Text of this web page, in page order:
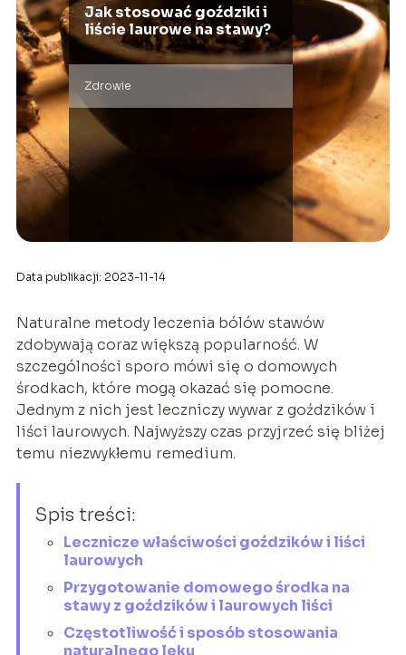
Jak stosować goździki i
liście laurowe na stawy?
Zdrowie
Data publikacji: 2023-11-14
Naturalne metody leczenia bólów stawów
zdobywają coraz większą popularność. W
szczególności sporo mówi się o domowych
środkach, które mogą okazać się pomocne.
Jednym z nich jest leczniczy wywar z goździków i
liści laurowych. Najwyższy czas przyjrzeć się bliżej
temu niezwykłemu remedium.
Spis treści:
Lecznicze właściwości goździków i liści
laurowych
Przygotowanie domowego środka na
stawy z goździków i laurowych liści
Częstotliwość i sposób stosowania
naturalnego leku